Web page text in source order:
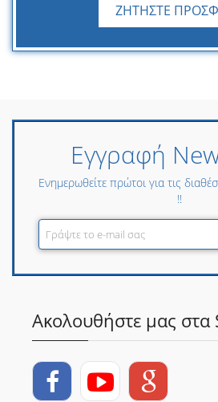
ΖΗΤΗΣΤΕ
Εγγραφή
Ενημερωθείτε πρώτοι για τις
!!
Ακολουθήστε μας στα